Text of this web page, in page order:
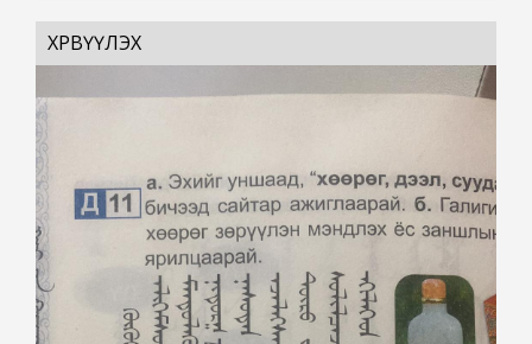
ХӨРВҮҮЛЭХ